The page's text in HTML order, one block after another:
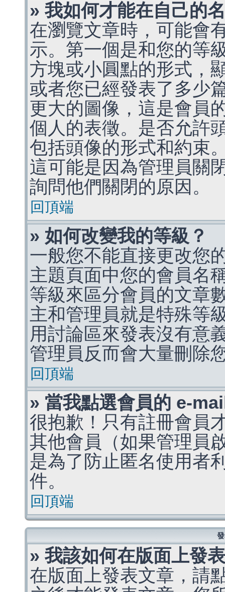
» 我如何才能在自己的
在瀏覽文章時，可能會
示。第一個是和您的等
方塊或小圓點的形式，
或者您已經發表了多少
更大的圖像，這是會員
個人的表徵。是否允許
包括頭像的形式和約束
這可能是因為管理員關
詢問他們關閉的原因。
回頂端
» 如何改變我的等級？
一般您不能直接更改您
主題頁面中您的會員名
等級來區分會員的文章
主和管理員就是特殊等
用討論區來發表沒有意
管理員反而會大量刪除
回頂端
» 當我點選會員的 e-
很抱歉！只有註冊會員
其他會員（如果管理員
是為了防止匿名使用者
件。
回頂端
» 我該如何在版面上發
在版面上發表文章，請